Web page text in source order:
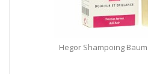
Hegor Shampoing